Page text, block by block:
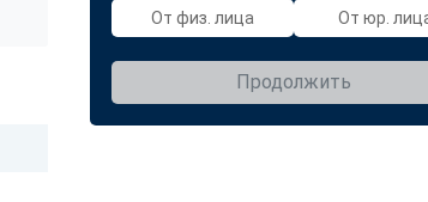
От физ. лица От юр.
Продолжить